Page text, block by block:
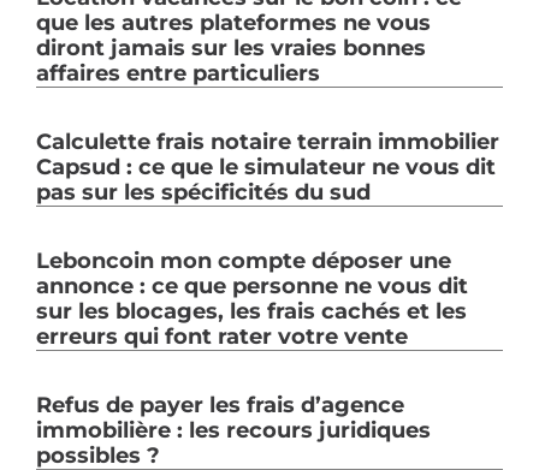
que les autres plateformes ne vous
diront jamais sur les vraies bonnes
affaires entre particuliers
Calculette frais notaire terrain immobilier
Capsud : ce que le simulateur ne vous dit
pas sur les spécificités du sud
Leboncoin mon compte déposer une
annonce : ce que personne ne vous dit
sur les blocages, les frais cachés et les
erreurs qui font rater votre vente
Refus de payer les frais d’agence
immobilière : les recours juridiques
possibles ?